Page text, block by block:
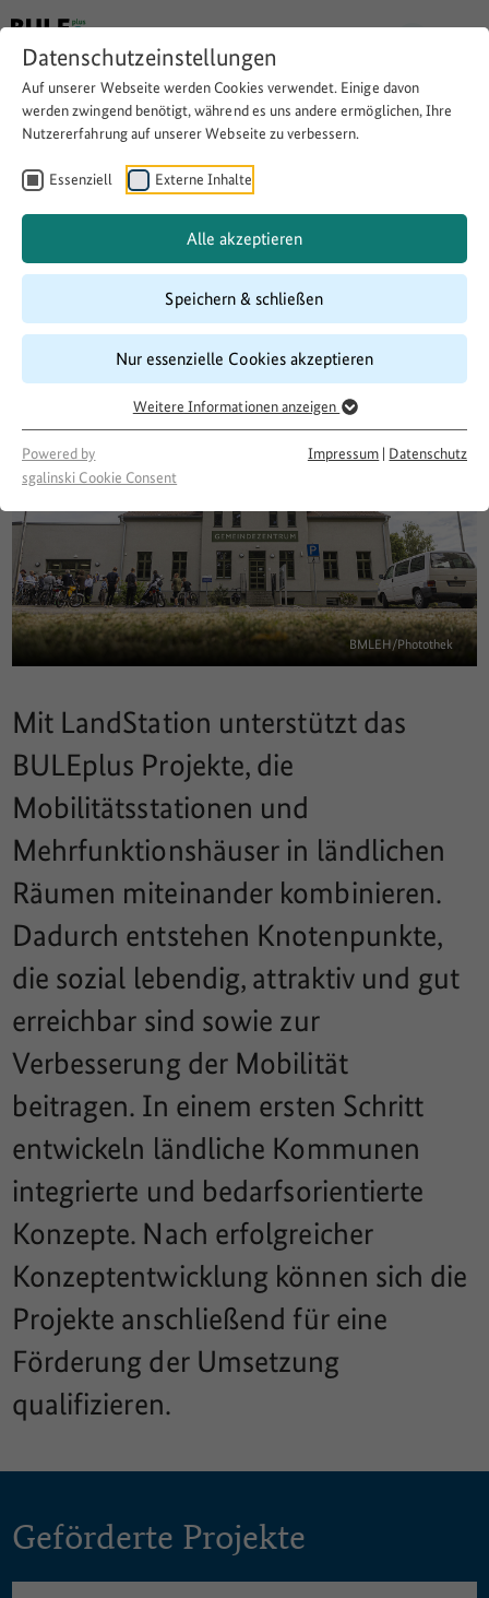
Datenschutzeinstellungen
Auf unserer Webseite werden Cookies verwendet. Einige davon
werden zwingend benötigt, während es uns andere ermöglichen, Ihre
Nutzererfahrung auf unserer Webseite zu verbessern.
Essenziell Externe Inhalte
Alle akzeptieren
Speichern & schließen
Nur essenzielle Cookies akzeptieren
Weitere Informationen anzeigen
Powered by
sgalinski Cookie Consent
Impressum | Datenschutz
Zurück
LandStation – Verknüpfte
Mobilität in ländlichen
Thema:Mobilität auf dem Land
BMLEH/Photothek
Mit LandStation unterstützt das
BULEplus Projekte, die
Mobilitätsstationen und
Mehrfunktionshäuser in ländlichen
Räumen miteinander kombinieren.
Dadurch entstehen Knotenpunkte,
die sozial lebendig, attraktiv und gut
erreichbar sind sowie zur
Verbesserung der Mobilität
beitragen. In einem ersten Schritt
entwickeln ländliche Kommunen
integrierte und bedarfsorientierte
Konzepte. Nach erfolgreicher
Konzeptentwicklung können sich die
Projekte anschließend für eine
Förderung der Umsetzung
qualifizieren.
Geförderte Projekte
Außerhalb Deutschlands: ©OpenStreetMap contributors